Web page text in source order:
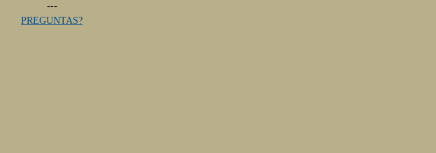
---
PREGUNTAS?